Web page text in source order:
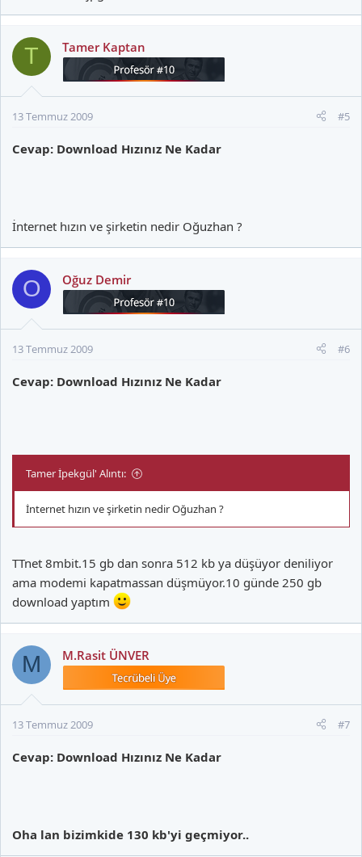
T Tamer Kaptan
13 Temmuz 2009 #5
Cevap: Download Hızınız Ne Kadar
İnternet hızın ve şirketin nedir Oğuzhan ?
O Oğuz Demir
13 Temmuz 2009 #6
Cevap: Download Hızınız Ne Kadar
Tamer İpekgül' Alıntı:
İnternet hızın ve şirketin nedir Oğuzhan ?
TTnet 8mbit.15 gb dan sonra 512 kb ya düşüyor deniliyor
ama modemi kapatmassan düşmüyor.10 günde 250 gb
download yaptım
M M.Rasit ÜNVER
13 Temmuz 2009 #7
Cevap: Download Hızınız Ne Kadar
Oha lan bizimkide 130 kb'yi geçmiyor..